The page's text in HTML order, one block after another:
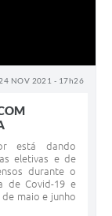
24 NOV 2021 - 17h26
está dando
eletivas e de
durante o
de Covid-19 e
maio e junho